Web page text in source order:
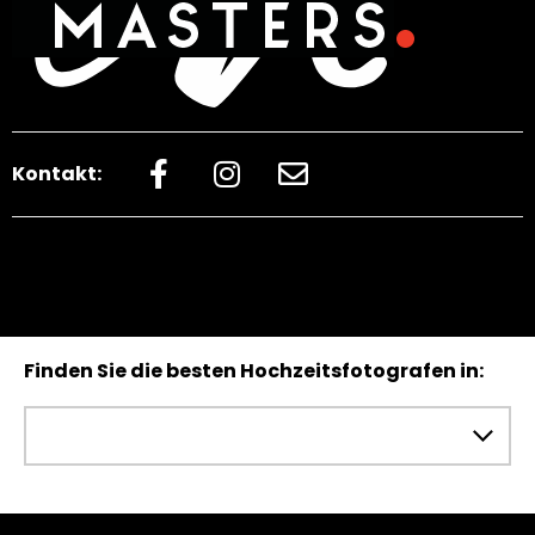
Kontakt:
Finden Sie die besten Hochzeitsfotografen in: